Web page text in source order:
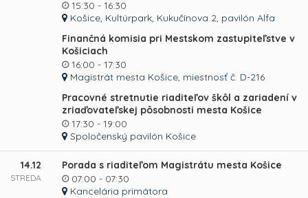
15:30 - 16:30
Košice, Kultúrpark, Kukučínova 2, pavilón Alfa
Finančná komisia pri Mestskom zastupiteľstve v
Košiciach
16:00 - 17:30
Magistrát mesta Košice, miestnosť č. D-216
Pracovné stretnutie riaditeľov škôl a zariadení v
zriaďovateľskej pôsobnosti mesta Košice
17:30 - 19:00
Spoločenský pavilón Košice
14.12
STREDA
Porada s riaditeľom Magistrátu mesta Košice
07:00 - 07:30
Kancelária primátora